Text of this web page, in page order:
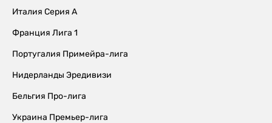
Италия Серия А
Франция Лига 1
Португалия Примейра-лига
Нидерланды Эредивизи
Бельгия Про-лига
Украина Премьер-лига